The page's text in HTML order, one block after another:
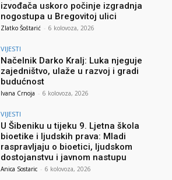
izvođača uskoro počinje izgradnja
nogostupa u Bregovitoj ulici
Zlatko Šoštarić - 6 kolovoza, 2026
VIJESTI
Načelnik Darko Kralj: Luka njeguje
zajedništvo, ulaže u razvoj i gradi
budućnost
Ivana Crnoja - 6 kolovoza, 2026
VIJESTI
U Šibeniku u tijeku 9. Ljetna škola
bioetike i ljudskih prava: Mladi
raspravljaju o bioetici, ljudskom
dostojanstvu i javnom nastupu
Anica Sostaric - 6 kolovoza, 2026